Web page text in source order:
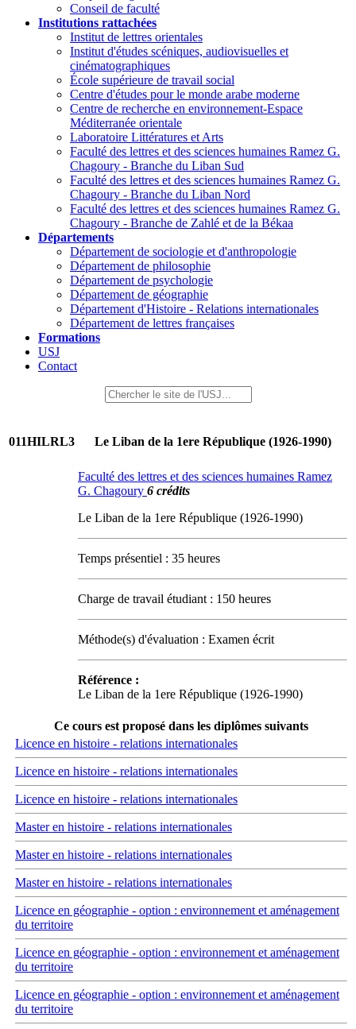
Conseil de faculté
Institutions rattachées
Institut de lettres orientales
Institut d'études scéniques, audiovisuelles et
cinématographiques
École supérieure de travail social
Centre d'études pour le monde arabe moderne
Centre de recherche en environnement-Espace
Méditerranée orientale
Laboratoire Littératures et Arts
Faculté des lettres et des sciences humaines Ramez G.
Chagoury - Branche du Liban Sud
Faculté des lettres et des sciences humaines Ramez G.
Chagoury - Branche du Liban Nord
Faculté des lettres et des sciences humaines Ramez G.
Chagoury - Branche de Zahlé et de la Békaa
Départements
Département de sociologie et d'anthropologie
Département de philosophie
Département de psychologie
Département de géographie
Département d'Histoire - Relations internationales
Département de lettres françaises
Formations
USJ
Contact
011HILRL3 Le Liban de la 1ere République (1926-1990)
Faculté des lettres et des sciences humaines Ramez
G. Chagoury 6 crédits
Le Liban de la 1ere République (1926-1990)
Temps présentiel : 35 heures
Charge de travail étudiant : 150 heures
Méthode(s) d'évaluation : Examen écrit
Référence :
Le Liban de la 1ere République (1926-1990)
Ce cours est proposé dans les diplômes suivants
Licence en histoire - relations internationales
Licence en histoire - relations internationales
Licence en histoire - relations internationales
Master en histoire - relations internationales
Master en histoire - relations internationales
Master en histoire - relations internationales
Licence en géographie - option : environnement et aménagement
du territoire
Licence en géographie - option : environnement et aménagement
du territoire
Licence en géographie - option : environnement et aménagement
du territoire